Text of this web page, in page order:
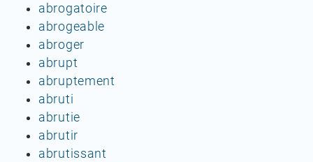
abrogatoire
abrogeable
abroger
abrupt
abruptement
abruti
abrutie
abrutir
abrutissant